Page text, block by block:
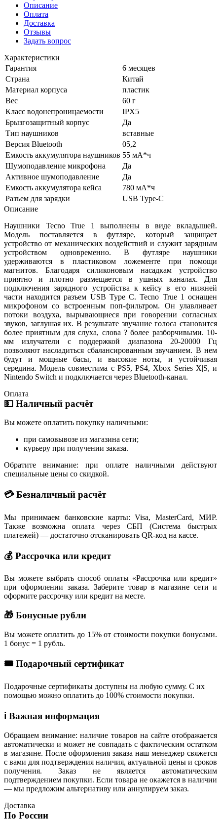
Описание
Оплата
Доставка
Отзывы
Задать вопрос
Характеристики
Гарантия
6 месяцев
Страна
Китай
Материал корпуса
пластик
Вес
60 г
Класс водонепроницаемости
IPX5
Брызгозащитный корпус
Да
Тип наушников
вставные
Версия Bluetooth
05,2
Емкость аккумулятора наушников 55 мА*ч
Шумоподавление микрофона
Да
Активное шумоподавление
Да
Емкость аккумулятора кейса
780 мА*ч
Разъем для зарядки
USB Type-C
Описание
Наушники Tecno True 1 выполнены в виде вкладышей.
Модель поставляется в футляре, который защищает
устройство от механических воздействий и служит зарядным
устройством одновременно. В футляре наушники
удерживаются в пластиковом ложементе при помощи
магнитов. Благодаря силиконовым насадкам устройство
приятно и плотно размещается в ушных каналах. Для
подключения зарядного устройства к кейсу в его нижней
части находится разъем USB Type C. Tecno True 1 оснащен
микрофоном со встроенным поп-фильтром. Он улавливает
потоки воздуха, вырывающиеся при говорении согласных
звуков, заглушая их. В результате звучание голоса становится
более приятным для слуха, слова ? более разборчивыми. 10-
мм излучатели с поддержкой диапазона 20-20000 Гц
позволяют насладиться сбалансированным звучанием. В нем
будут и мощные басы, и высокие ноты, и устойчивая
середина. Модель совместима с PS5, PS4, Xbox Series X|S, и
Nintendo Switch и подключается через Bluetooth-канал.
Оплата
💵 Наличный расчёт
Вы можете оплатить покупку наличными:
при самовывозе из магазина сети;
курьеру при получении заказа.
Обратите внимание: при оплате наличными действуют
специальные цены со скидкой.
💳 Безналичный расчёт
Мы принимаем банковские карты: Visa, MasterCard, МИР.
Также возможна оплата через СБП (Система быстрых
платежей) — достаточно отсканировать QR-код на кассе.
💰 Рассрочка или кредит
Вы можете выбрать способ оплаты «Рассрочка или кредит»
при оформлении заказа. Заберите товар в магазине сети и
оформите рассрочку или кредит на месте.
🎁 Бонусные рубли
Вы можете оплатить до 15% от стоимости покупки бонусами.
1 бонус = 1 рубль.
🎟 Подарочный сертификат
Подарочные сертификаты доступны на любую сумму. С их
помощью можно оплатить до 100% стоимости покупки.
ℹ️ Важная информация
Обращаем внимание: наличие товаров на сайте отображается
автоматически и может не совпадать с фактическим остатком
в магазине. После оформления заказа наш менеджер свяжется
с вами для подтверждения наличия, актуальной цены и сроков
получения. Заказ не является автоматическим
подтверждением покупки. Если товара не окажется в наличии
— мы предложим альтернативу или аннулируем заказ.
Доставка
По России